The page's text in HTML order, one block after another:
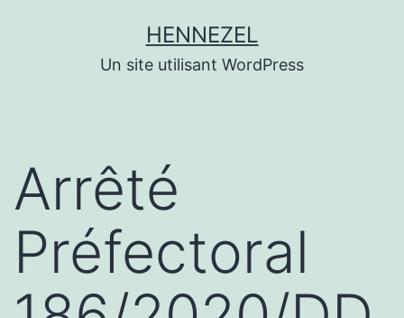
HENNEZEL
Un site utilisant WordPress
Arrêté
Préfectoral